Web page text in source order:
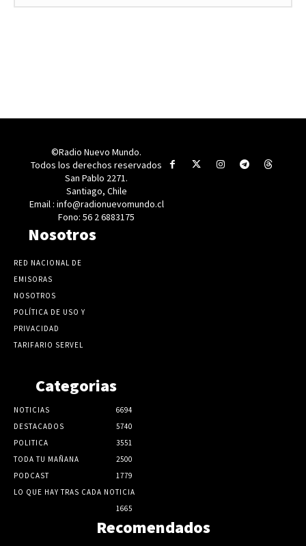
©Radio Nuevo Mundo.
Todos los derechos reservados
San Pablo 2271.
Santiago, Chile
Email : info@radionuevomundo.cl
Fono: 56 2 6883175
Nosotros
RED NACIONAL DE
EMISORAS
NOSOTROS
POLÍTICA DE USO Y
PRIVACIDAD
TARIFARIO SERVEL
Categorias
NOTICIAS
6694
DESTACADOS
5740
POLITICA
3551
TODA TU MAÑANA
2500
PODCAST
1779
LO QUE HAY TRAS CADA NOTICIA
1665
Recomendados